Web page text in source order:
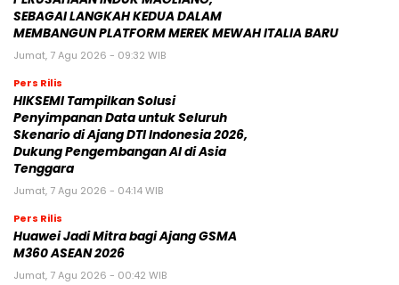
SEBAGAI LANGKAH KEDUA DALAM
MEMBANGUN PLATFORM MEREK MEWAH ITALIA BARU
Jumat, 7 Agu 2026 - 09:32 WIB
Pers Rilis
HIKSEMI Tampilkan Solusi
Penyimpanan Data untuk Seluruh
Skenario di Ajang DTI Indonesia 2026,
Dukung Pengembangan AI di Asia
Tenggara
Jumat, 7 Agu 2026 - 04:14 WIB
Pers Rilis
Huawei Jadi Mitra bagi Ajang GSMA
M360 ASEAN 2026
Jumat, 7 Agu 2026 - 00:42 WIB